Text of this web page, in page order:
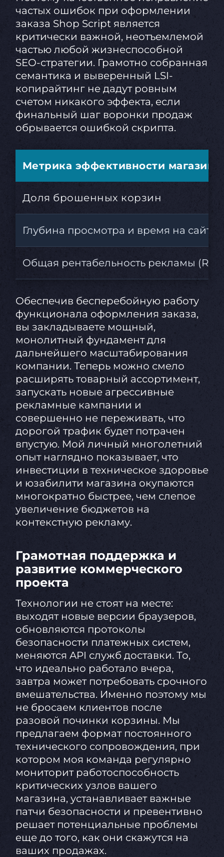
частых ошибок при оформлении
заказа Shop Script является
критически важной, неотъемлемой
частью любой жизнеспособной
SEO-стратегии. Грамотно собранная
семантика и выверенный LSI-
копирайтинг не дадут ровным
счетом никакого эффекта, если
финальный шаг воронки продаж
обрывается ошибкой скрипта.
Метрика эффективности магазина
Доля брошенных корзин
Глубина просмотра и время на сайте
Общая рентабельность рекламы (ROI)
Обеспечив бесперебойную работу
функционала оформления заказа,
вы закладываете мощный,
монолитный фундамент для
дальнейшего масштабирования
компании. Теперь можно смело
расширять товарный ассортимент,
запускать новые агрессивные
рекламные кампании и
совершенно не переживать, что
дорогой трафик будет потрачен
впустую. Мой личный многолетний
опыт наглядно показывает, что
инвестиции в техническое здоровье
и юзабилити магазина окупаются
многократно быстрее, чем слепое
увеличение бюджетов на
контекстную рекламу.
Грамотная поддержка и
развитие коммерческого
проекта
Технологии не стоят на месте:
выходят новые версии браузеров,
обновляются протоколы
безопасности платежных систем,
меняются API служб доставки. То,
что идеально работало вчера,
завтра может потребовать срочного
вмешательства. Именно поэтому мы
не бросаем клиентов после
разовой починки корзины. Мы
предлагаем формат постоянного
технического сопровождения, при
котором моя команда регулярно
мониторит работоспособность
критических узлов вашего
магазина, устанавливает важные
патчи безопасности и превентивно
решает потенциальные проблемы
еще до того, как они скажутся на
ваших продажах.